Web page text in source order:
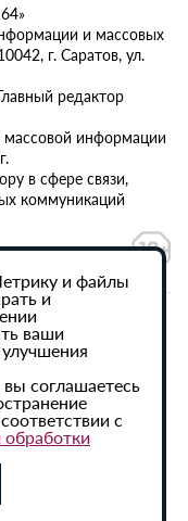
и массовых
г. Саратов, ул.
редактор
массовой информации
в сфере связи,
коммуникаций
данных
активная
и файлы
и
ваши
соглашаетесь
с